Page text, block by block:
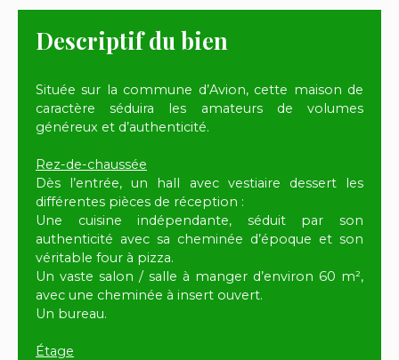
Descriptif du bien
Située sur la commune d’Avion, cette maison de
caractère séduira les amateurs de volumes
généreux et d’authenticité.
Rez-de-chaussée
Dès l’entrée, un hall avec vestiaire dessert les
différentes pièces de réception :
Une cuisine indépendante, séduit par son
authenticité avec sa cheminée d’époque et son
véritable four à pizza.
Un vaste salon / salle à manger d’environ 60 m²,
avec une cheminée à insert ouvert.
Un bureau.
Étage